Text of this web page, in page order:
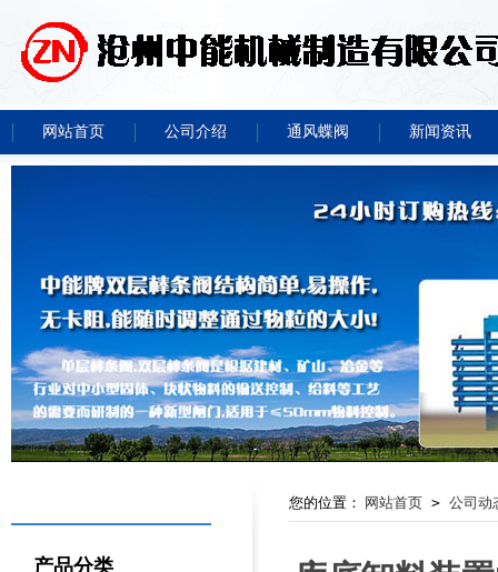
网站首页 公司介绍 通风蝶阀 新闻资讯
产品分类
您的位置： 网站首页 > 公司动